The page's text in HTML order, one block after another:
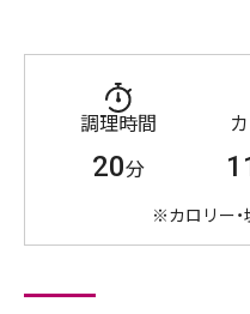
調理時間
20分
※カロリー・